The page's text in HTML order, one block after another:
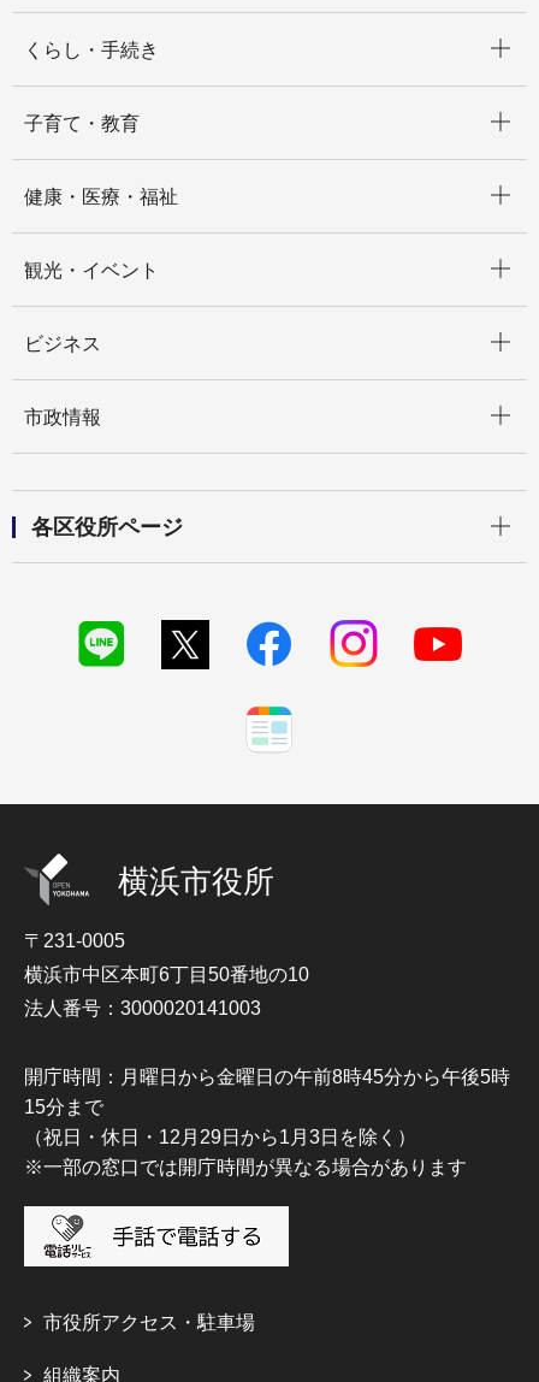
くらし・手続き
子育て・教育
健康・医療・福祉
観光・イベント
ビジネス
市政情報
各区役所ページ
横浜市役所
〒231-0005
横浜市中区本町6丁目50番地の10
法人番号：3000020141003
開庁時間：月曜日から金曜日の午前8時45分から午後5時
15分まで
（祝日・休日・12月29日から1月3日を除く）
※一部の窓口では開庁時間が異なる場合があります
市役所アクセス・駐車場
組織案内